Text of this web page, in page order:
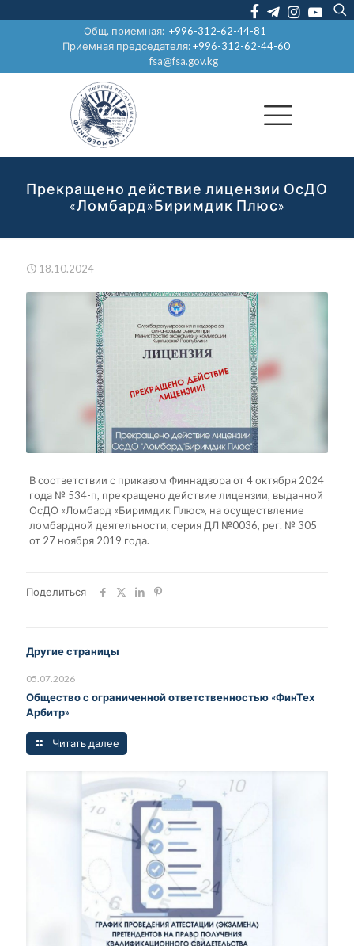
Общ. приемная:+996-312-62-44-81
Приемная председателя:+996-312-62-44-60
fsa@fsa.gov.kg
Прекращено действие лицензии ОсДО
«Ломбард»Биримдик Плюс»
18.10.2024
В соответствии с приказом Финнадзора от 4 октября 2024
года № 534-п, прекращено действие лицензии, выданной
ОсДО «Ломбард «Биримдик Плюс», на осуществление
ломбардной деятельности, серия ДЛ №0036, рег. № 305
от 27 ноября 2019 года.
Поделиться
Другие страницы
05.07.2026
Общество с ограниченной ответственностью «ФинТех
Арбитр»
Читать далее